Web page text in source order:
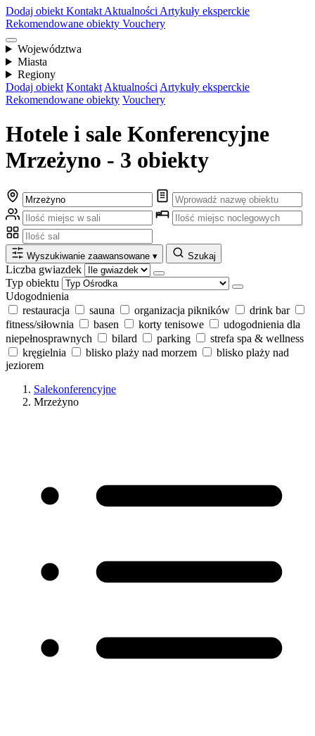
Dodaj obiekt Kontakt Aktualności Artykuły eksperckie
Rekomendowane obiekty Vouchery
Województwa
Miasta
Regiony
Dodaj obiekt Kontakt Aktualności Artykuły eksperckie
Rekomendowane obiekty Vouchery
Hotele i sale Konferencyjne
Mrzeżyno - 3 obiekty
Wyszukiwanie zaawansowane ▾ Szukaj
Liczba gwiazdek
Typ obiektu
Udogodnienia
restauracja
sauna organizacja pikników
drink bar
fitness/siłownia
basen korty tenisowe
udogodnienia dla
niepełnosprawnych
bilard parking
strefa spa & wellness
kręgielnia
blisko plaży nad morzem
blisko plaży nad
jeziorem
Salekonferencyjne
Mrzeżyno